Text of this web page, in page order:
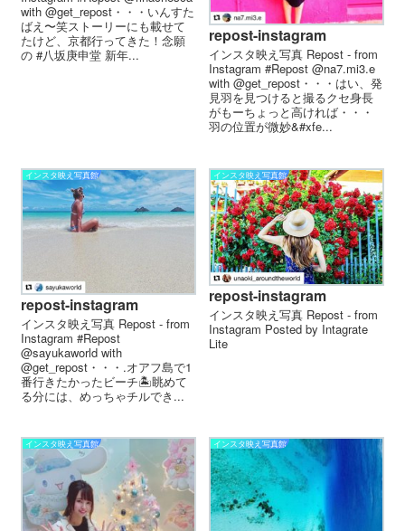
with @get_repost・・・いんすた
ばえ〜笑ストーリーにも載せて
たけど、京都行ってきた！念願
の #八坂庚申堂 新年...
repost-instagram
インスタ映え写真 Repost - from
Instagram #Repost @na7.mi3.e
with @get_repost・・・はい、発
見羽を見つけると撮るクセ身長
がもーちょっと高ければ・・・
羽の位置が微妙&#xfe...
インスタ映え写真館
repost-instagram
インスタ映え写真 Repost - from
Instagram #Repost
@sayukaworld with
@get_repost・・・.オアフ島で1
番行きたかったビーチ🏝眺めて
る分には、めっちゃチルでき...
インスタ映え写真館
repost-instagram
インスタ映え写真 Repost - from
Instagram Posted by Intagrate
Lite
インスタ映え写真館 インスタ映え写真館